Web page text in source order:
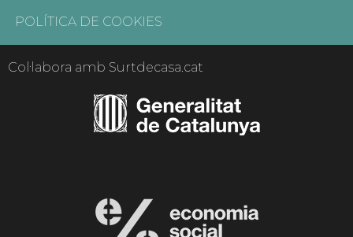
POLÍTICA DE COOKIES
Col·labora amb Surtdecasa.cat